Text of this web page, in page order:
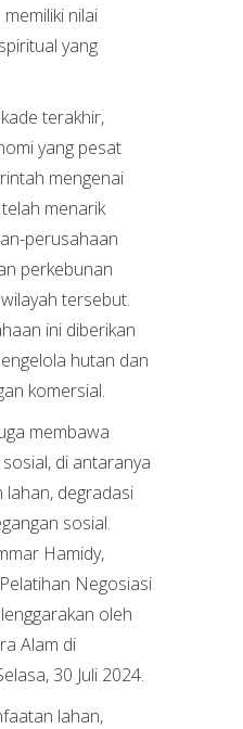
nilai
yang
terakhir,
yang pesat
mengenai
menarik
perusahaan
perkebunan
tersebut.
ini diberikan
hutan dan
komersial.
membawa
di antaranya
lahan, degradasi
sosial.
Hamidy,
Negosiasi
oleh
Alam di
30 Juli 2024.
lahan,